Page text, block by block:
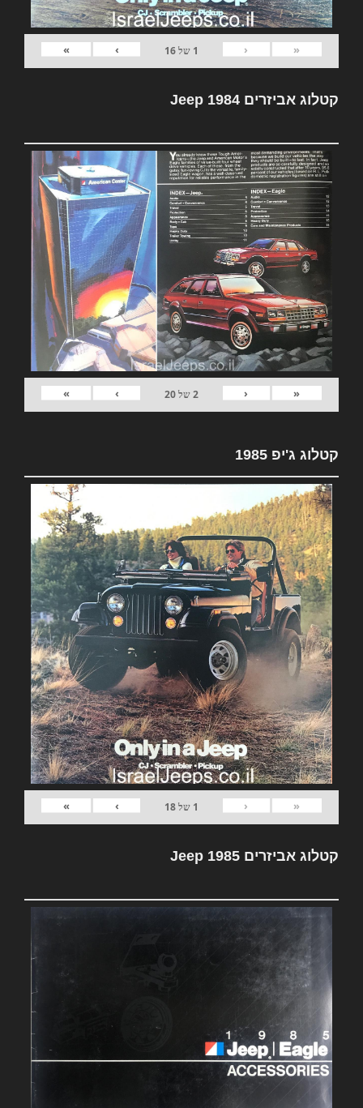
«
‹
1 של16
›
»
קטלוג אביזרים Jeep 1984
«
‹
2של20
›
»
קטלוג ג'יפ 1985
«
‹
1 של18
›
»
קטלוג אביזרים Jeep 1985